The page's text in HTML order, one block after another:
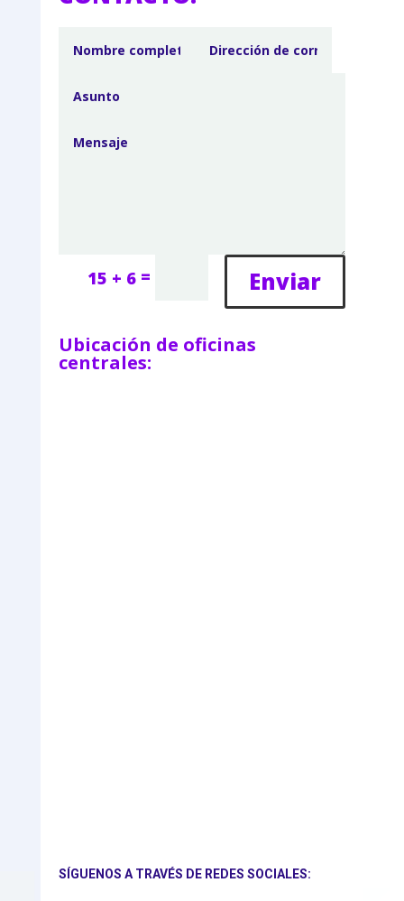
15 + 6 = Enviar
Ubicación de oficinas
centrales:
SÍGUENOS A TRAVÉS DE REDES SOCIALES: